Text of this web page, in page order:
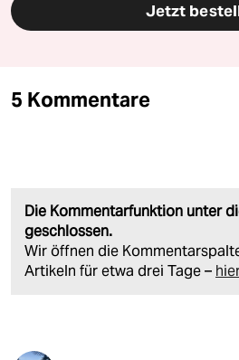
Jetzt
5 Kommentare
Die Kommentarfunktion unter
geschlossen.
Wir öffnen die
Artikeln für etwa drei Tage –